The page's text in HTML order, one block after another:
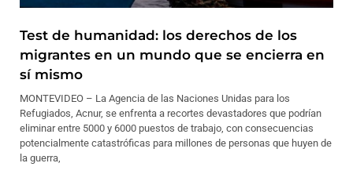
Test de humanidad: los derechos de los
migrantes en un mundo que se encierra en
sí mismo
MONTEVIDEO – La Agencia de las Naciones Unidas para los
Refugiados, Acnur, se enfrenta a recortes devastadores que podrían
eliminar entre 5000 y 6000 puestos de trabajo, con consecuencias
potencialmente catastróficas para millones de personas que huyen de
la guerra,